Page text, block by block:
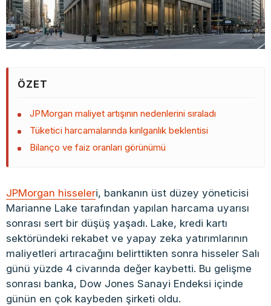
ÖZET
JPMorgan maliyet artışının nedenlerini sıraladı
Tüketici harcamalarında kırılganlık beklentisi
Bilanço ve faiz oranları görünümü
JPMorgan hisseleri, bankanın üst düzey yöneticisi
Marianne Lake tarafından yapılan harcama uyarısı
sonrası sert bir düşüş yaşadı. Lake, kredi kartı
sektöründeki rekabet ve yapay zeka yatırımlarının
maliyetleri artıracağını belirttikten sonra hisseler Salı
günü yüzde 4 civarında değer kaybetti. Bu gelişme
sonrası banka, Dow Jones Sanayi Endeksi içinde
günün en çok kaybeden şirketi oldu.